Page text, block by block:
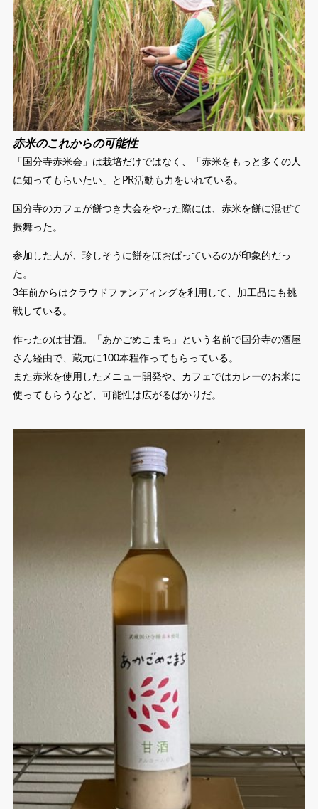
赤米のこれからの可能性
「国分寺赤米会」は栽培だけではなく、「赤米をもっと多くの人
に知ってもらいたい」とPR活動も力をいれている。
国分寺のカフェが餅つき大会をやった際には、赤米を餅に混ぜて
振舞った。
参加した人が、珍しそうに餅をほおばっているのが印象的だっ
た。
3年前からはクラウドファンディングを利用して、加工品にも挑
戦している。
作ったのは甘酒。「あかごめこまち」という名前で国分寺の酒屋
さん経由で、蔵元に100本程作ってもらっている。
また赤米を使用したメニュー開発や、カフェではカレーのお米に
使ってもらうなど、可能性は広がるばかりだ。